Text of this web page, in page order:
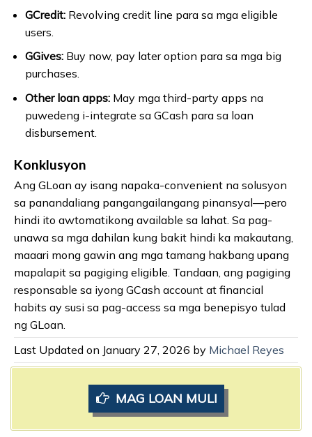
GCredit:Revolving credit line para sa mga eligible
users.
GGives:Buy now, pay later option para sa mga big
purchases.
Other loan apps:May mga third-party apps na
puwedeng i-integrate sa GCash para sa loan
disbursement.
Konklusyon
Ang GLoan ay isang napaka-convenient na solusyon
sa panandaliang pangangailangang pinansyal—pero
hindi ito awtomatikong available sa lahat. Sa pag-
unawa sa mga dahilan kung bakit hindi ka makautang,
maaari mong gawin ang mga tamang hakbang upang
mapalapit sa pagiging eligible. Tandaan, ang pagiging
responsable sa iyong GCash account at financial
habits ay susi sa pag-access sa mga benepisyo tulad
ng GLoan.
Last Updated on January 27, 2026 by Michael Reyes
MAG LOAN MULI